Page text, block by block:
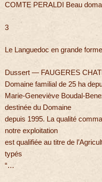
COMTE PERALDI Beau
3
Le Languedoc en grande forme
Dussert — FAUGERES
Domaine familial de 25 ha
Marie-Geneviève Boudal-
destinée du Domaine
depuis 1995. La qualité
notre exploitation
est qualifiée au titre de
typés
“…